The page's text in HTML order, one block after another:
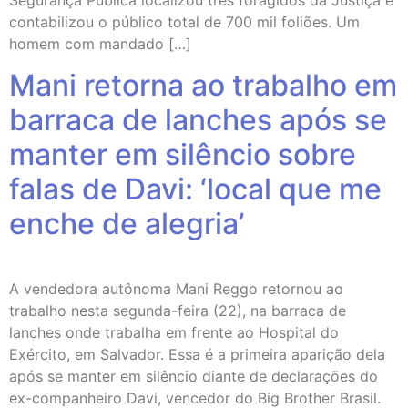
contabilizou o público total de 700 mil foliões. Um
homem com mandado […]
Mani retorna ao trabalho em
barraca de lanches após se
manter em silêncio sobre
falas de Davi: ‘local que me
enche de alegria’
A vendedora autônoma Mani Reggo retornou ao
trabalho nesta segunda-feira (22), na barraca de
lanches onde trabalha em frente ao Hospital do
Exército, em Salvador. Essa é a primeira aparição dela
após se manter em silêncio diante de declarações do
ex-companheiro Davi, vencedor do Big Brother Brasil.